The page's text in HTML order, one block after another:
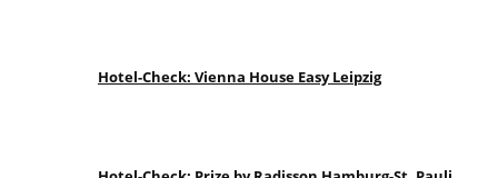
Hotel-Check: Vienna House Easy Leipzig